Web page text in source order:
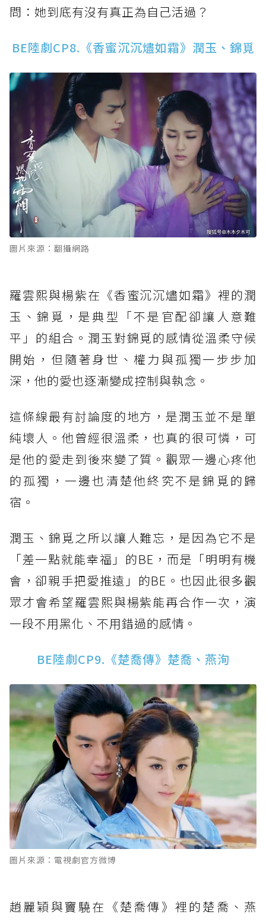
問：她到底有沒有真正為自己活過？
BE陸劇CP8.《香蜜沉沉燼如霜》潤玉、錦覓
圖片來源：翻攝網路
羅雲熙與楊紫在《香蜜沉沉燼如霜》裡的潤
玉、錦覓，是典型「不是官配卻讓人意難
平」的組合。潤玉對錦覓的感情從溫柔守候
開始，但隨著身世、權力與孤獨一步步加
深，他的愛也逐漸變成控制與執念。
這條線最有討論度的地方，是潤玉並不是單
純壞人。他曾經很溫柔，也真的很可憐，可
是他的愛走到後來變了質。觀眾一邊心疼他
的孤獨，一邊也清楚他終究不是錦覓的歸
宿。
潤玉、錦覓之所以讓人難忘，是因為它不是
「差一點就能幸福」的BE，而是「明明有機
會，卻親手把愛推遠」的BE。也因此很多觀
眾才會希望羅雲熙與楊紫能再合作一次，演
一段不用黑化、不用錯過的感情。
BE陸劇CP9.《楚喬傳》楚喬、燕洵
圖片來源：電視劇官方微博
趙麗穎與竇驍在《楚喬傳》裡的楚喬、燕